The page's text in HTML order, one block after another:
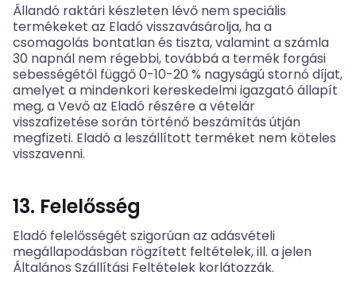
Állandó raktári készleten lévő nem speciális
termékeket az Eladó visszavásárolja, ha a
csomagolás bontatlan és tiszta, valamint a számla
30 napnál nem régebbi, továbbá a termék forgási
sebességétől függő 0-10-20 % nagyságú stornó díjat,
amelyet a mindenkori kereskedelmi igazgató állapít
meg, a Vevő az Eladó részére a vételár
visszafizetése során történő beszámítás útján
megfizeti. Eladó a leszállított terméket nem köteles
visszavenni.
13. Felelősség
Eladó felelősségét szigorúan az adásvételi
megállapodásban rögzített feltételek, ill. a jelen
Általános Szállítási Feltételek korlátozzák.